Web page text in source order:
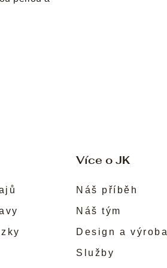
Více o JK
Náš příběh
Náš tým
Design a výroba
Služby